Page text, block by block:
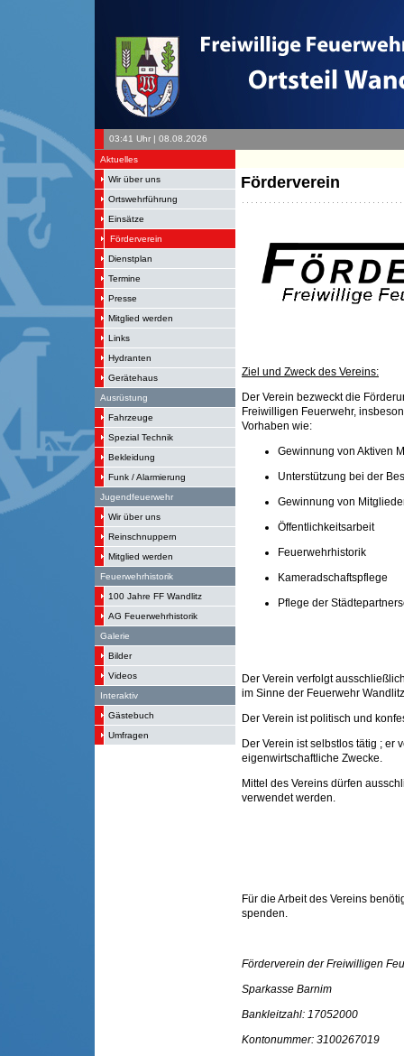
03:41 Uhr | 08.08.2026
Aktuelles
Wir über uns
Ortswehrführung
Einsätze
Förderverein
Dienstplan
Termine
Presse
Mitglied werden
Links
Hydranten
Gerätehaus
Ausrüstung
Fahrzeuge
Spezial Technik
Bekleidung
Funk / Alarmierung
Jugendfeuerwehr
Wir über uns
Reinschnuppern
Mitglied werden
Feuerwehrhistorik
100 Jahre FF Wandlitz
AG Feuerwehrhistorik
Galerie
Bilder
Videos
Interaktiv
Gästebuch
Umfragen
Förderverein
Ziel und Zweck des Vereins:
Der Verein bezweckt die
Freiwilligen Feuerwehr,
Vorhaben wie:
Gewinnung von Aktiven
Unterstützung bei der
Gewinnung von
Öffentlichkeitsarbeit
Feuerwehrhistorik
Kameradschaftspflege
Pflege der
Der Verein verfolgt
im Sinne der Feuerwehr
Der Verein ist politisch und
Der Verein ist selbstlos tätig ; er
eigenwirtschaftliche Zwecke.
Mittel des Vereins dürfen
verwendet werden.
Für die Arbeit des Vereins
spenden.
Förderverein der Freiwilligen
Sparkasse Barnim
Bankleitzahl: 17052000
Kontonummer: 3100267019